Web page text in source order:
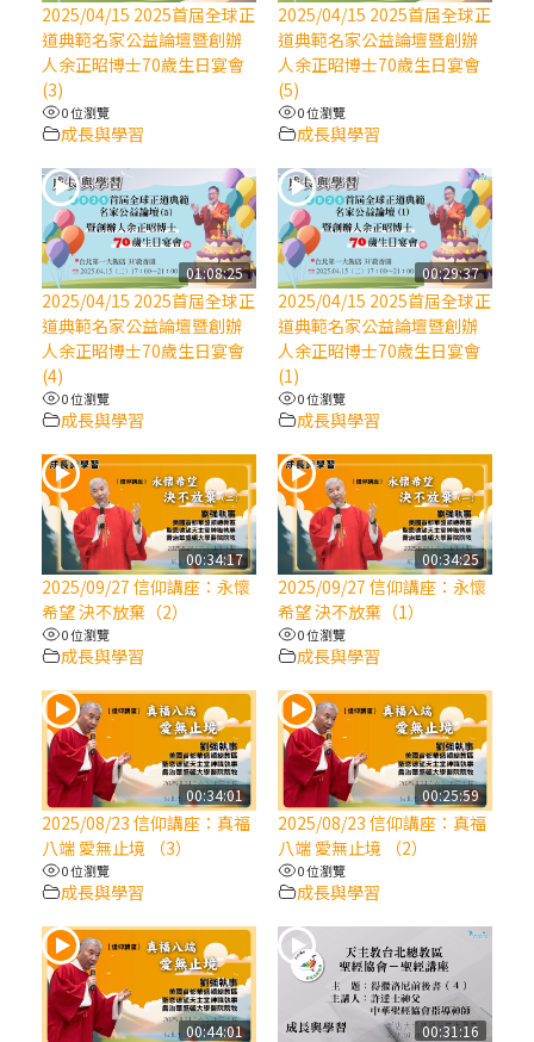
【信仰之旅】第九集：「如果你的痛苦比快
樂多」—歐義明神父 / 應芝莉老師
(1)黃敏正主教帶你做「四旬期避靜」—【逾
有」
【信仰之旅】第八集：「耶穌為什麼降生到
人世」—高樂祈修女
2025/10/10【萬物讚頌頌歌 – 太陽與生態音
樂會】紀念聖方濟與已逝教宗方濟各（中）
2025/10/10【萬物讚頌頌歌 – 太陽與生態音
樂會】紀念聖方濟與已逝教宗方濟各（下）
2025/10/10【萬物讚頌頌歌 – 太陽與生態音
樂會】紀念聖方濟與已逝教宗方濟各（上）
(9完結)黃敏正主教帶你做【將臨期避靜】—
匝凱的「新生命」：利他與內化
(8)黃敏正主教帶你做【將臨期避靜】—耶穌
降生成人與人同在＝「厄瑪努爾」
(7)黃敏正主教帶你做【將臨期避靜】—耶穌
降生人間，需要人的「接納」
(6)黃敏正主教帶你做【將臨期避靜】—「馬
槽」═「謙卑」
(5)黃敏正主教帶你做【將臨期避靜】—「福
傳」：講耶穌的故事
2025/04/15 2025首屆全球正
道典範名家公益論壇暨創辦
人余正昭博士70歲生日宴會
(3)
0 位瀏覽
成長與學習
2025/04/15 2025首屆全球正
道典範名家公益論壇暨創辦
人余正昭博士70歲生日宴會
(5)
0 位瀏覽
成長與學習
01:08:25
2025/04/15 2025首屆全球正
道典範名家公益論壇暨創辦
人余正昭博士70歲生日宴會
(4)
0 位瀏覽
成長與學習
00:29:37
2025/04/15 2025首屆全球正
道典範名家公益論壇暨創辦
人余正昭博士70歲生日宴會
(1)
0 位瀏覽
成長與學習
00:34:17
2025/09/27 信仰講座：永懷
希望 決不放棄（2）
0 位瀏覽
成長與學習
00:34:25
2025/09/27 信仰講座：永懷
希望 決不放棄（1）
0 位瀏覽
成長與學習
00:34:01
2025/08/23 信仰講座：真福
八端 愛無止境 （3）
0 位瀏覽
成長與學習
00:25:59
2025/08/23 信仰講座：真福
八端 愛無止境 （2）
0 位瀏覽
成長與學習
00:44:01 00:31:16